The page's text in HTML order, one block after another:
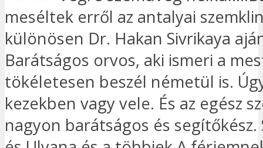
meséltek erről az antalyai
különösen Dr. Hakan Sivrikaya
Barátságos orvos, aki ismeri a
tökéletesen beszél németül is.
kezekben vagy vele. És az egész
nagyon barátságos és segítőkész.